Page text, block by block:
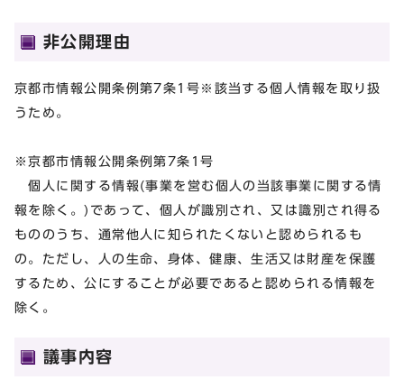
非公開理由
京都市情報公開条例第7条1号※該当する個人情報を取り扱
うため。
※京都市情報公開条例第7条1号
個人に関する情報(事業を営む個人の当該事業に関する情
報を除く。)であって、個人が識別され、又は識別され得る
もののうち、通常他人に知られたくないと認められるも
の。ただし、人の生命、身体、健康、生活又は財産を保護
するため、公にすることが必要であると認められる情報を
除く。
議事内容